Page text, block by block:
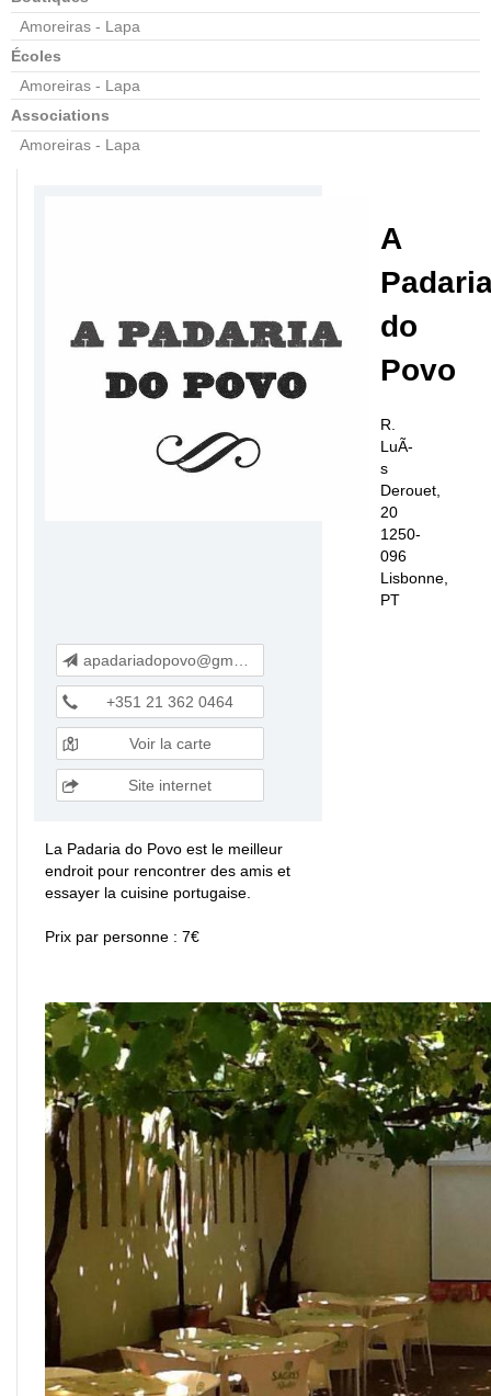
Amoreiras - Lapa
Écoles
Amoreiras - Lapa
Associations
Amoreiras - Lapa
A
do
Povo
R.
LuÃ­
s
Derouet,
20
1250-
096
Lisbonne,
PT
apadariadopovo@gmail.com
+351 21 362 0464
Voir la carte
Site internet
La Padaria do Povo est le meilleur
endroit pour rencontrer des amis et
essayer la cuisine portugaise.
Prix par personne : 7€